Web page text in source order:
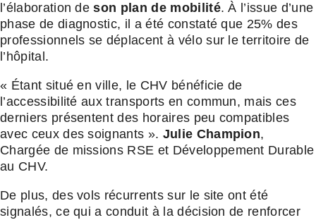
l’élaboration deson plan de mobilité. À l’issue d’une
phase de diagnostic, il a été constaté que 25% des
professionnels se déplacent à vélo sur le territoire de
l’hôpital.
« Étant situé en ville, le CHV bénéficie de
l’accessibilité aux transports en commun, mais ces
derniers présentent des horaires peu compatibles
avec ceux des soignants ». Julie Champion,
Chargée de missions RSE et Développement Durable
au CHV.
De plus, des vols récurrents sur le site ont été
signalés, ce qui a conduit à la décision de renforcer